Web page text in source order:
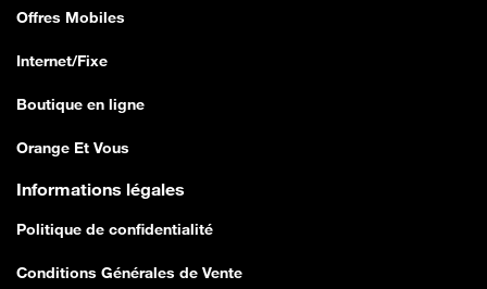
Offres Mobiles
Internet/Fixe
Boutique en ligne
Orange Et Vous
Informations légales
Politique de confidentialité
Conditions Générales de Vente